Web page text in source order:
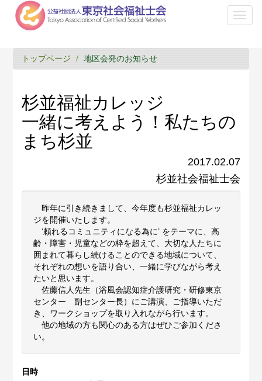
トップページ 地区会発のお知らせ
杉並福祉カレッジ
一緒に考えよう！私たちの
まち杉並
2017.02.07
杉並社会福祉士会
昨年に引き続きまして、今年度も杉並福祉カレッ
ジを開催いたします。
‘頼れるコミュニティになる為に’ をテーマに、高
齢・障害・児童などの枠を超えて、大切な人たちに
囲まれて暮らし続けることのできる地域について、
それぞれの想いを語り合い、一緒に学びながら考え
たいと思います。
佐藤信人先生（浴風会認知症介護研究・研修東京
センター 副センター長）にご講演、ご指導いただ
き、ワークショップを取り入れながら行います。
他の地域の方も関心のある方はぜひご参加くださ
い。
日時